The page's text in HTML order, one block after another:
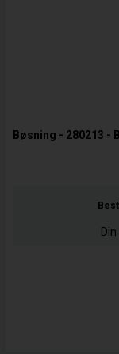
Bøsning - 280213 -